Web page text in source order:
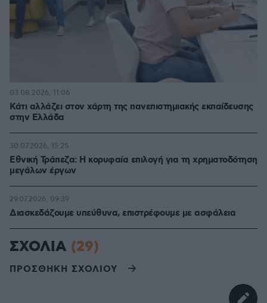
Κάτι αλλάζει στον χάρτη της πανεπιστημιακής εκπαίδευσης
στην Ελλάδα
03.08.2026, 11:06
Εθνική Τράπεζα: Η κορυφαία επιλογή για τη χρηματοδότηση
μεγάλων έργων
30.07.2026, 15:25
Διασκεδάζουμε υπεύθυνα, επιστρέφουμε με ασφάλεια
29.07.2026, 09:39
ΣΧΟΛΙΑ (29)
ΠΡΟΣΘΗΚΗ ΣΧΟΛΙΟΥ